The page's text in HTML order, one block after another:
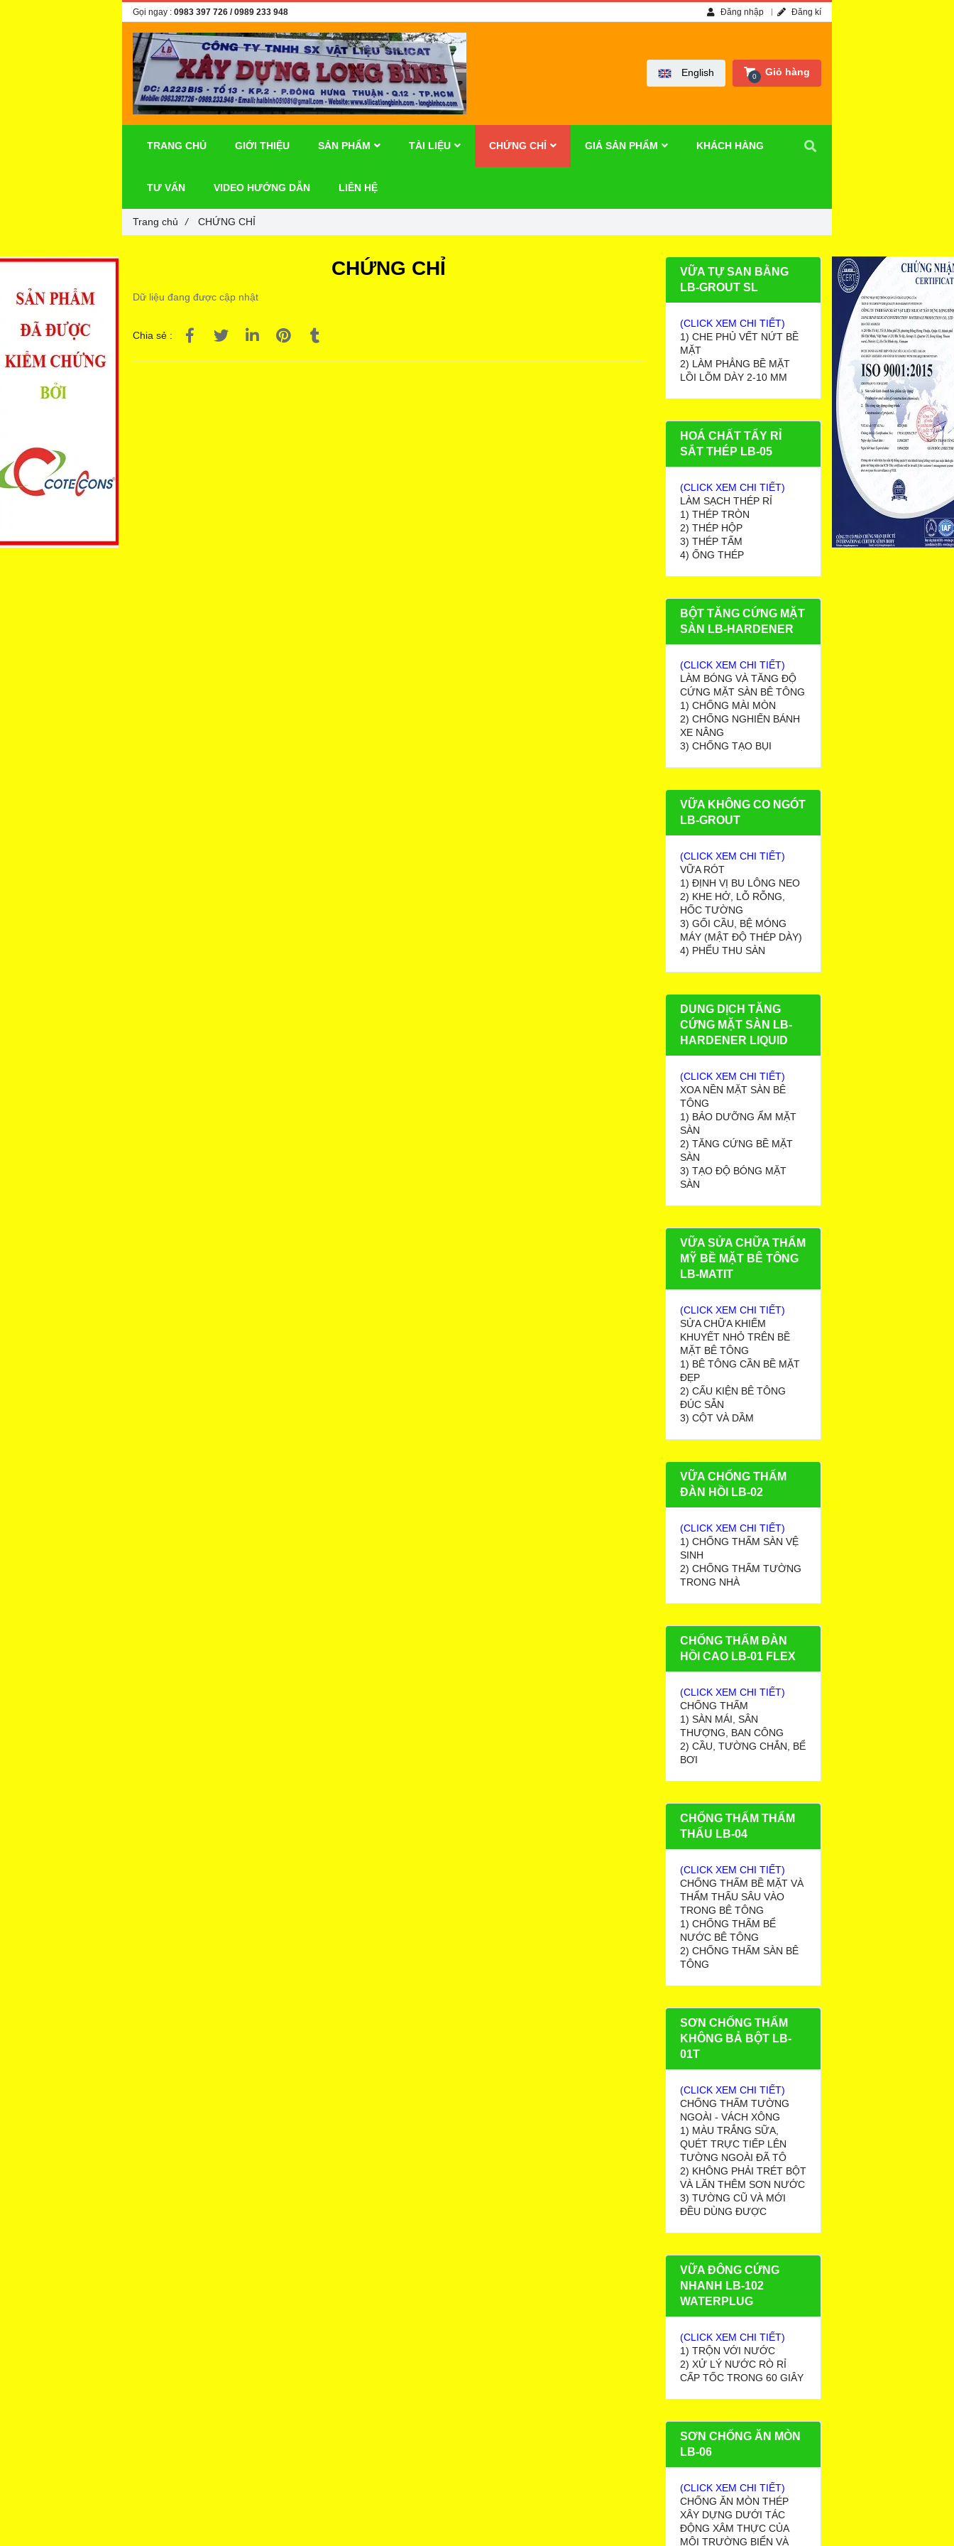
CHỨNG CHỈ
Dữ liệu đang được cập nhật
Chia sẻ :
VỮA TỰ SAN BẰNG
LB-GROUT SL
(CLICK XEM CHI TIẾT)
1) CHE PHỦ VẾT NỨT BỀ
MẶT
2) LÀM PHẲNG BỀ MẶT
LỒI LÕM DÀY 2-10 MM
HOÁ CHẤT TẨY RỈ
SẮT THÉP LB-05
(CLICK XEM CHI TIẾT)
LÀM SẠCH THÉP RỈ
1) THÉP TRÒN
2) THÉP HỘP
3) THÉP TẤM
4) ỐNG THÉP
BỘT TĂNG CỨNG MẶT
SÀN LB-HARDENER
(CLICK XEM CHI TIẾT)
LÀM BÓNG VÀ TĂNG ĐỘ
CỨNG MẶT SÀN BÊ TÔNG
1) CHỐNG MÀI MÒN
2) CHỐNG NGHIẾN BÁNH
XE NÂNG
3) CHỐNG TẠO BỤI
VỮA KHÔNG CO NGÓT
LB-GROUT
(CLICK XEM CHI TIẾT)
VỮA RÓT
1) ĐỊNH VỊ BU LÔNG NEO
2) KHE HỞ, LỖ RỖNG,
HỐC TƯỜNG
3) GỐI CẦU, BỆ MÓNG
MÁY (MẬT ĐỘ THÉP DÀY)
4) PHỂU THU SÀN
DUNG DỊCH TĂNG
CỨNG MẶT SÀN LB-
HARDENER LIQUID
(CLICK XEM CHI TIẾT)
XOA NỀN MẶT SÀN BÊ
TÔNG
1) BẢO DƯỠNG ẨM MẶT
SÀN
2) TĂNG CỨNG BỀ MẶT
SÀN
3) TẠO ĐỘ BÓNG MẶT
SÀN
VỮA SỬA CHỮA THẨM
MỸ BỀ MẶT BÊ TÔNG
LB-MATIT
(CLICK XEM CHI TIẾT)
SỬA CHỮA KHIẾM
KHUYẾT NHỎ TRÊN BỀ
MẶT BÊ TÔNG
1) BÊ TÔNG CẦN BỀ MẶT
ĐẸP
2) CẤU KIỆN BÊ TÔNG
ĐÚC SẴN
3) CỘT VÀ DẦM
VỮA CHỐNG THẤM
ĐÀN HỒI LB-02
(CLICK XEM CHI TIẾT)
1) CHỐNG THẤM SÀN VỆ
SINH
2) CHỐNG THẤM TƯỜNG
TRONG NHÀ
CHỐNG THẤM ĐÀN
HỒI CAO LB-01 FLEX
(CLICK XEM CHI TIẾT)
CHỐNG THẤM
1) SÀN MÁI, SÂN
THƯỢNG, BAN CÔNG
2) CẦU, TƯỜNG CHẮN, BỂ
BƠI
CHỐNG THẤM THẨM
THẤU LB-04
(CLICK XEM CHI TIẾT)
CHỐNG THẤM BỀ MẶT VÀ
THẨM THẤU SÂU VÀO
TRONG BÊ TÔNG
1) CHỐNG THẤM BỂ
NƯỚC BÊ TÔNG
2) CHỐNG THẤM SÀN BÊ
TÔNG
SƠN CHỐNG THẤM
KHÔNG BẢ BỘT LB-
01T
(CLICK XEM CHI TIẾT)
CHỐNG THẤM TƯỜNG
NGOÀI - VÁCH XÔNG
1) MÀU TRẮNG SỮA,
QUÉT TRỰC TIẾP LÊN
TƯỜNG NGOÀI ĐÃ TÔ
2) KHÔNG PHẢI TRÉT BỘT
VÀ LĂN THÊM SƠN NƯỚC
3) TƯỜNG CŨ VÀ MỚI
ĐỀU DÙNG ĐƯỢC
VỮA ĐÔNG CỨNG
NHANH LB-102
WATERPLUG
(CLICK XEM CHI TIẾT)
1) TRỘN VỚI NƯỚC
2) XỬ LÝ NƯỚC RÒ RỈ
CẤP TỐC TRONG 60 GIÂY
SƠN CHỐNG ĂN MÒN
LB-06
(CLICK XEM CHI TIẾT)
CHỐNG ĂN MÒN THÉP
XÂY DỰNG DƯỚI TÁC
ĐỘNG XÂM THỰC CỦA
MÔI TRƯỜNG BIỂN VÀ
Trang chủ / CHỨNG CHỈ
Gọi ngay : 0983 397 726 / 0989 233 948 Đăng nhập Đăng kí
English 0 Giỏ hàng
TRANG CHỦ GIỚI THIỆU SẢN PHẨM TÀI LIỆU CHỨNG CHỈ GIÁ SẢN PHẨM KHÁCH HÀNG
TƯ VẤN VIDEO HƯỚNG DẪN LIÊN HỆ